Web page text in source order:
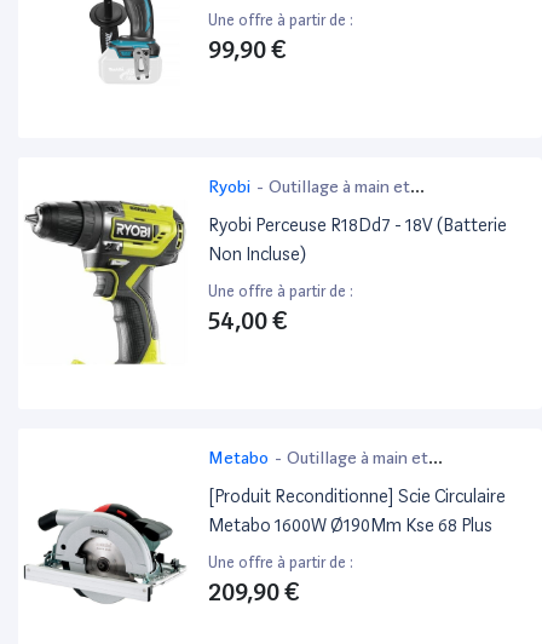
Batterie, Ni Chargeur
Une offre à partir de :
99,90 €
Ryobi - Outillage à main et
électroportatif
Ryobi Perceuse R18Dd7 - 18V (Batterie
Non Incluse)
Une offre à partir de :
54,00 €
Metabo - Outillage à main et
électroportatif
[Produit Reconditionne] Scie Circulaire
Metabo 1600W Ø190Mm Kse 68 Plus
Une offre à partir de :
209,90 €